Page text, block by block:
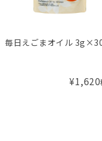
毎日えごまオイル
¥1,620